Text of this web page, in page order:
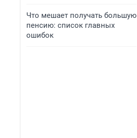
Что мешает получать большую
пенсию: список главных
ошибок